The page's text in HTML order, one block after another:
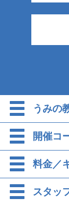
うみの
開催コ
料金／
スタッ